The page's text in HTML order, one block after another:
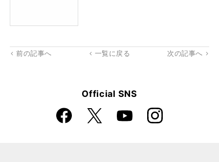
前の記事へ 一覧に戻る 次の記事へ
Official SNS
Faceboo
k
X YouTube Instagra
m